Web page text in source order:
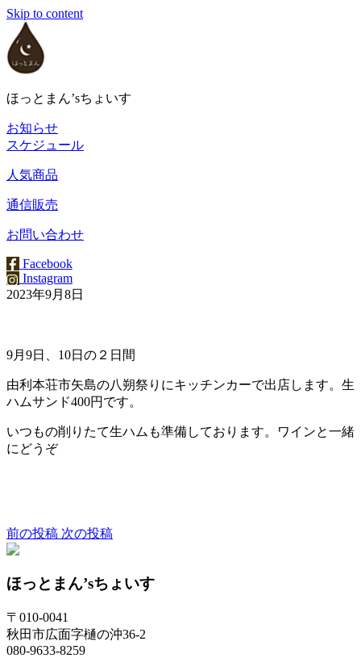
Skip to content
ほっとまん’sちょいす
お知らせ
スケジュール
人気商品
通信販売
お問い合わせ
Facebook
Instagram
2023年9月8日
9月9日、10日の２日間
由利本荘市矢島の八朔祭りにキッチンカーで出店します。生
ハムサンド400円です。
いつもの削りたて生ハムも準備しております。ワインと一緒
にどうぞ
前の投稿 次の投稿
ほっとまん’sちょいす
〒010-0041
秋田市広面字樋の沖36-2
080-9633-8259